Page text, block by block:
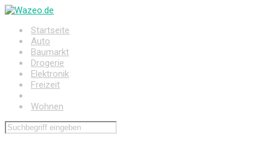
Zum
springenStartseite
Auto
Baumarkt
Drogerie
Elektronik
Freizeit
Wohnen